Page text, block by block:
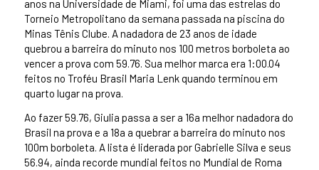
anos na Universidade de Miami, foi uma das estrelas do
Torneio Metropolitano da semana passada na piscina do
Minas Tênis Clube. A nadadora de 23 anos de idade
quebrou a barreira do minuto nos 100 metros borboleta ao
vencer a prova com 59.76. Sua melhor marca era 1:00.04
feitos no Troféu Brasil Maria Lenk quando terminou em
quarto lugar na prova.
Ao fazer 59.76, Giulia passa a ser a 16a melhor nadadora do
Brasil na prova e a 18a a quebrar a barreira do minuto nos
100m borboleta. A lista é liderada por Gabrielle Silva e seus
56.94, ainda recorde mundial feitos no Mundial de Roma